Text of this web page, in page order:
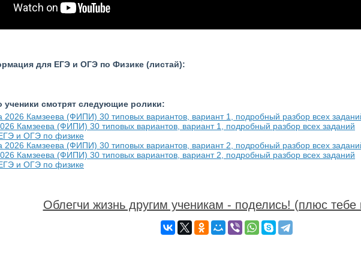
для ЕГЭ и ОГЭ по Физике (листай):
ученики смотрят следующие ролики:
Камзеева (ФИПИ) 30 типовых вариантов, вариант 1, подробный разбор всех заданий
и ОГЭ по физике
Камзеева (ФИПИ) 30 типовых вариантов, вариант 2, подробный разбор всех заданий
и ОГЭ по физике
Облегчи жизнь другим ученикам - поделись! (плюс тебе